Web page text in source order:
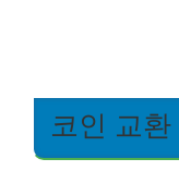
코인 교